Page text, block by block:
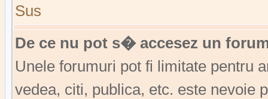
Sus
De ce nu pot s� accesez un
Unele forumuri pot fi limitate pentru
vedea, citi, publica, etc. este